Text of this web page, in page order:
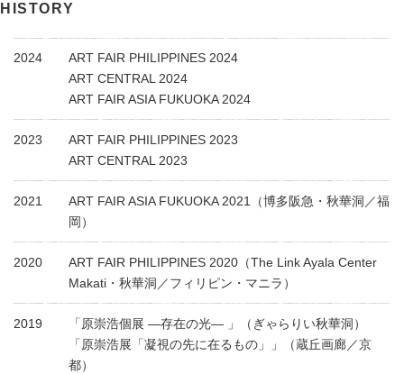
HISTORY
2024
ART FAIR PHILIPPINES 2024
ART CENTRAL 2024
ART FAIR ASIA FUKUOKA 2024
2023
ART FAIR PHILIPPINES 2023
ART CENTRAL 2023
2021
ART FAIR ASIA FUKUOKA 2021（博多阪急・秋華洞／福
岡）
2020
ART FAIR PHILIPPINES 2020（The Link Ayala Center
Makati・秋華洞／フィリピン・マニラ）
2019
「原崇浩個展 ―存在の光― 」（ぎゃらりい秋華洞）
「原崇浩展「凝視の先に在るもの」」（蔵丘画廊／京
都）